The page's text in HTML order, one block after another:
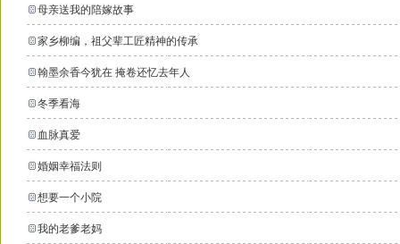
母亲送我的陪嫁故事
家乡柳编，祖父辈工匠精神的传承
翰墨余香今犹在 掩卷还忆去年人
冬季看海
血脉真爱
婚姻幸福法则
想要一个小院
我的老爹老妈